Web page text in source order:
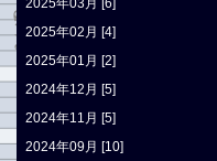
2025年03月 [6]
2025年02月 [4]
2025年01月 [2]
2024年12月 [5]
2024年11月 [5]
2024年09月 [10]